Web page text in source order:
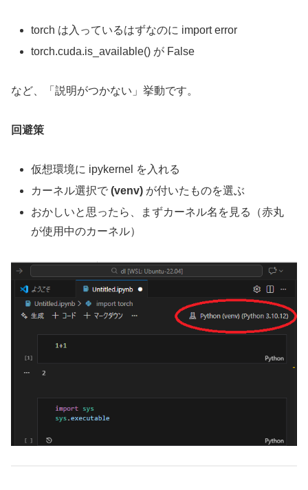
torch は入っているはずなのに import error
torch.cuda.is_available() が False
など、「説明がつかない」挙動です。
回避策
仮想環境に ipykernel を入れる
カーネル選択で(venv) が付いたものを選ぶ
おかしいと思ったら、まずカーネル名を見る（赤丸
が使用中のカーネル）